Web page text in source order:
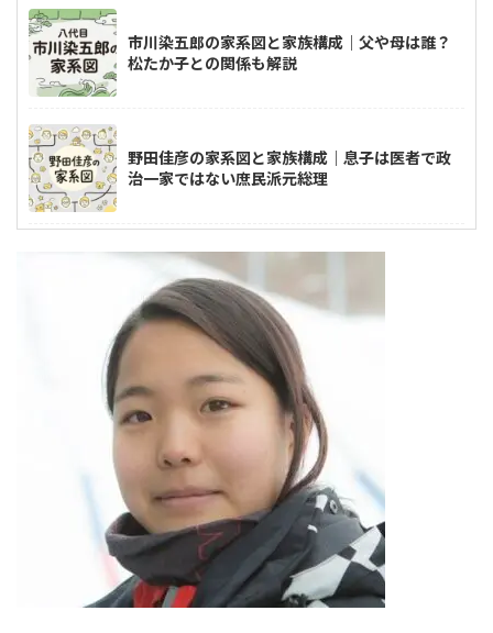
市川染五郎の家系図と家族構成｜父や母は誰？
松たか子との関係も解説
野田佳彦の家系図と家族構成｜息子は医者で政
治一家ではない庶民派元総理
小林鷹之の家系図と家族構成｜父親は商社マン
の非世襲家系
大山捨松の子孫の現在は？ひ孫の久野明子さん
は現在も活躍中
宇野千代の家系図と家族構成｜子供や子孫の現
在は？